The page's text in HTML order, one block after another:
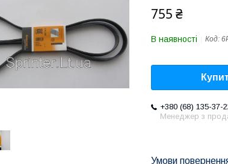
755 ₴
В наявності Код:
+380 (68) 135-37-
Менеджер з